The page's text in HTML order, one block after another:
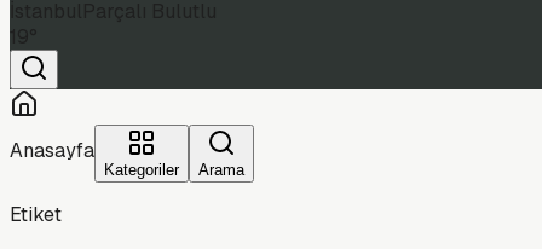
Anasayfa
Kategoriler Arama
Etiket